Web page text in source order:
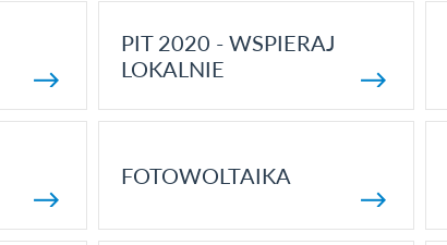
PIT 2020 - WSPIERAJ
LOKALNIE
FOTOWOLTAIKA